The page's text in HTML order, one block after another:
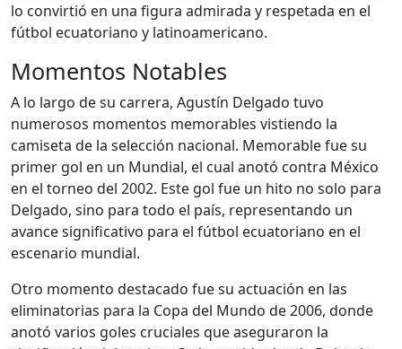
lo convirtió en una figura admirada y respetada en el
fútbol ecuatoriano y latinoamericano.
Momentos Notables
A lo largo de su carrera, Agustín Delgado tuvo
numerosos momentos memorables vistiendo la
camiseta de la selección nacional. Memorable fue su
primer gol en un Mundial, el cual anotó contra México
en el torneo del 2002. Este gol fue un hito no solo para
Delgado, sino para todo el país, representando un
avance significativo para el fútbol ecuatoriano en el
escenario mundial.
Otro momento destacado fue su actuación en las
eliminatorias para la Copa del Mundo de 2006, donde
anotó varios goles cruciales que aseguraron la